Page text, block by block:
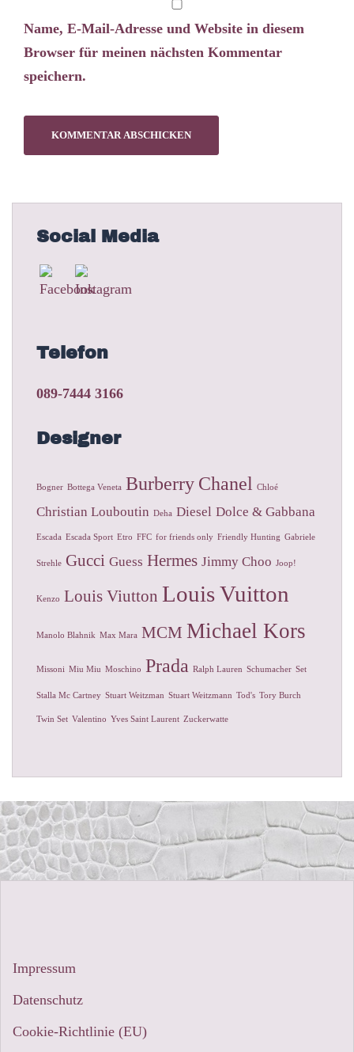
Name, E-Mail-Adresse und Website in diesem
Browser für meinen nächsten Kommentar
speichern.
Social Media
Telefon
089-7444 3166
Designer
Bogner Bottega Veneta Burberry Chanel Chloé
Christian Louboutin Deha Diesel Dolce & Gabbana
Escada Escada Sport Etro FFC for friends only Friendly Hunting Gabriele
Strehle Gucci Guess Hermes Jimmy Choo Joop!
Kenzo Louis Viutton Louis Vuitton
Manolo Blahnik Max Mara MCM Michael Kors
Missoni Miu Miu Moschino Prada Ralph Lauren Schumacher Set
Stalla Mc Cartney Stuart Weitzman Stuart Weitzmann Tod's Tory Burch
Twin Set Valentino Yves Saint Laurent Zuckerwatte
Impressum
Datenschutz
Cookie-Richtlinie (EU)